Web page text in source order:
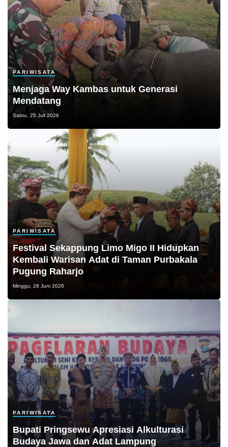
PARIWISATA
Menjaga Way Kambas untuk Generasi
Mendatang
Sabtu, 25 Juli 2026
PARIWISATA
Festival Sekappung Limo Migo II Hidupkan
Kembali Warisan Adat di Taman Purbakala
Pugung Raharjo
Minggu, 28 Juni 2026
PARIWISATA
Bupati Pringsewu Apresiasi Alkulturasi
Budaya Jawa dan Adat Lampung